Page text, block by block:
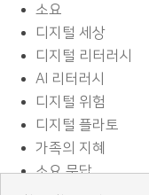
소요
디지털 세상
디지털 리터러시
AI 리터러시
디지털 위험
디지털 플라토
가족의 지혜
소요 문답